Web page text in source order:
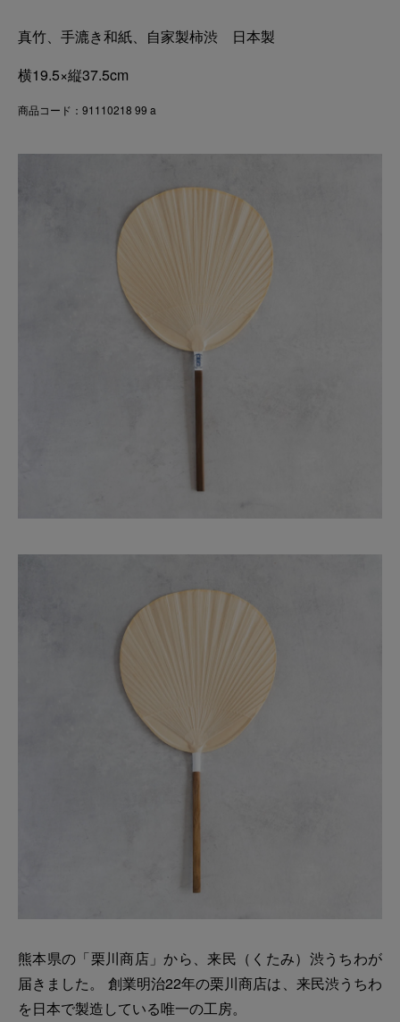
真竹、手漉き和紙、自家製柿渋 日本製
横19.5×縦37.5cm
商品コード：91110218 99 a
熊本県の「栗川商店」から、来民（くたみ）渋うちわが
届きました。 創業明治22年の栗川商店は、来民渋うちわ
を日本で製造している唯一の工房。